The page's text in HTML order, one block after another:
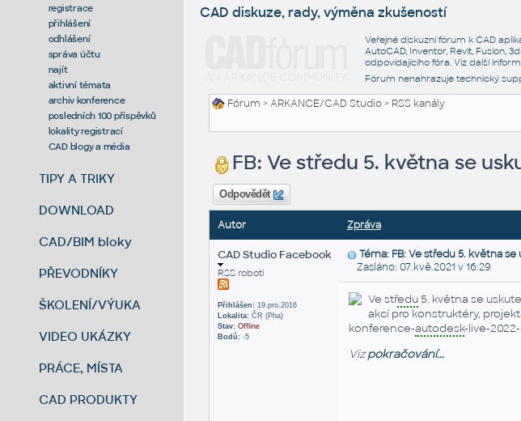
registrace
přihlášení
odhlášení
správa účtu
najít
aktivní témata
archiv konference
posledních 100 příspěvků
lokality registrací
CAD blogy a média
TIPY A TRIKY
DOWNLOAD
CAD/BIM bloky
PŘEVODNÍKY
ŠKOLENÍ/VÝUKA
VIDEO UKÁZKY
PRÁCE, MÍSTA
CAD PRODUKTY
CAD diskuze, rady, výměna zkušeností
Veřejné diskuzní fórum k CAD
AutoCAD, Inventor, Revit, Fusion,
odpovídajícího fóra. Viz další
Fórum nenahrazuje technický
Fórum >ARKANCE/CAD Studio> RSS kanály
FB: Ve středu 5. května se
Odpovědět
Autor Zpráva
CAD Studio Facebook
RSS roboti
Přihlášen:19.pro.2016
Lokalita:ČR (Pha)
Stav: Offline
Bodů:-5
Téma: FB: Ve středu 5. května
Zasláno: 07.kvě.2021 v 16:29
Ve středu5. května se
akcí pro konstruktéry,
konference-autodesk-live-
Vizpokračování...